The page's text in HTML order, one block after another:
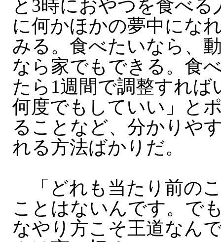
と3時におやつを食べる
に何かほかの夢中にな
みる。食べたいなら、
なら家でもできる。食
たら1週間で調整すれば
何度でもしていい」と
ることなど、分かりや
れる方法ばかりだ。
「どれも当たり前の
ことはないんです。で
なやり方こそ王道なん